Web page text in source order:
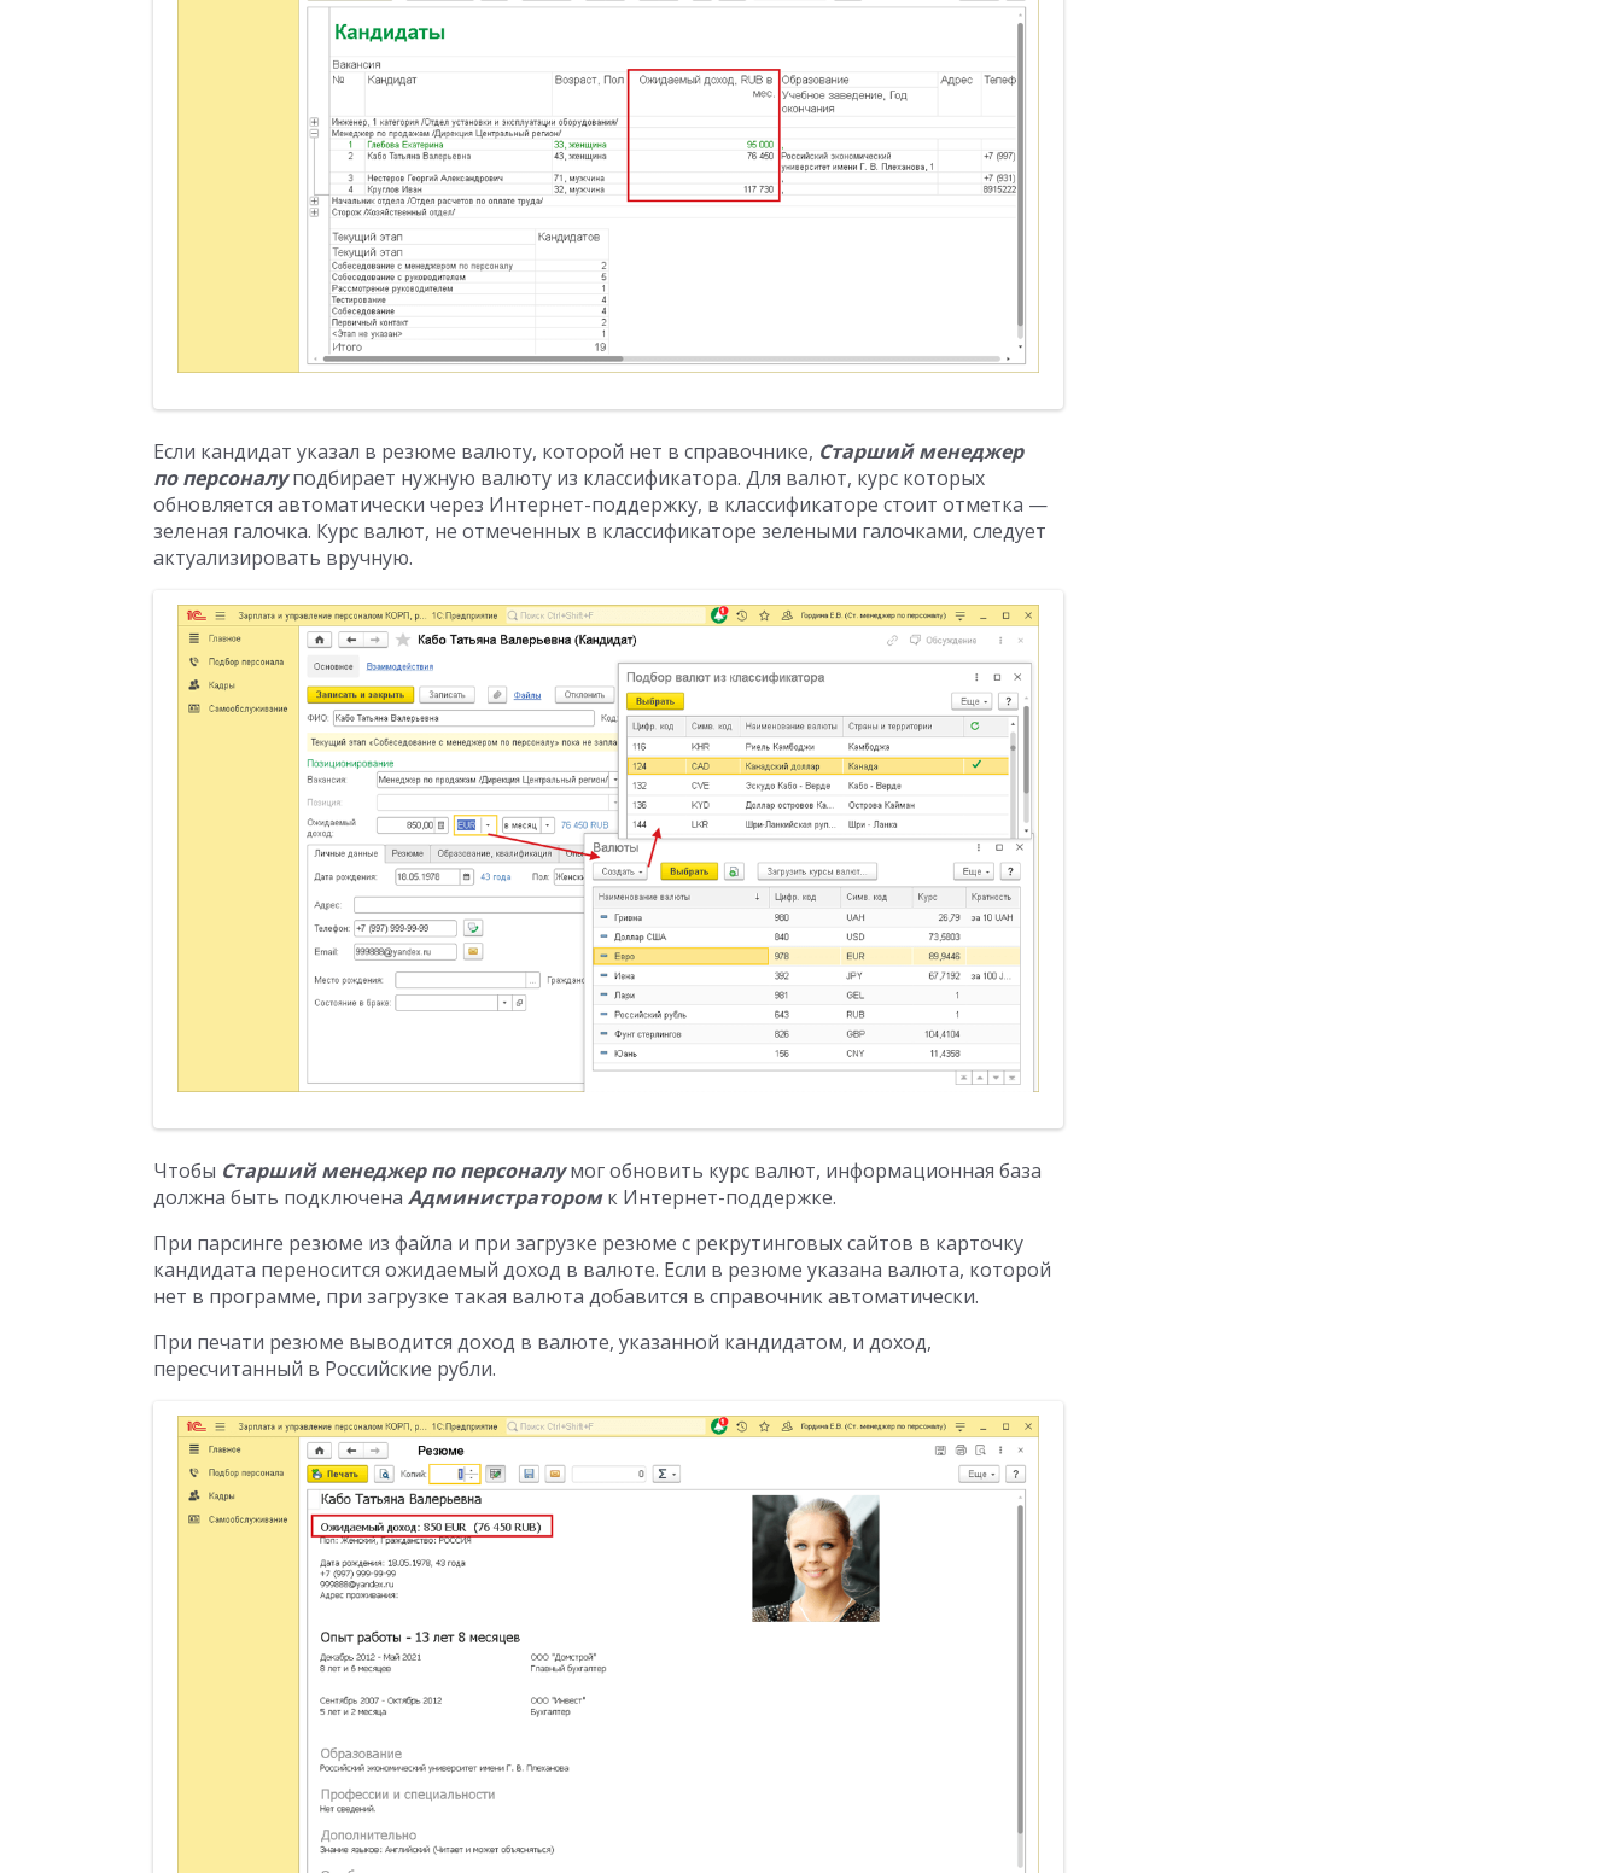
Если кандидат указал в резюме валюту, которой нет в справочнике, Старший менеджер
по персоналуподбирает нужную валюту из классификатора. Для валют, курс которых
обновляется автоматически через Интернет-поддержку, в классификаторе стоит отметка —
зеленая галочка. Курс валют, не отмеченных в классификаторе зелеными галочками, следует
актуализировать вручную.
Чтобы Старший менеджер по персоналумог обновить курс валют, информационная база
должна быть подключена Администраторомк Интернет-поддержке.
При парсинге резюме из файла и при загрузке резюме с рекрутинговых сайтов в карточку
кандидата переносится ожидаемый доход в валюте. Если в резюме указана валюта, которой
нет в программе, при загрузке такая валюта добавится в справочник автоматически.
При печати резюме выводится доход в валюте, указанной кандидатом, и доход,
пересчитанный в Российские рубли.